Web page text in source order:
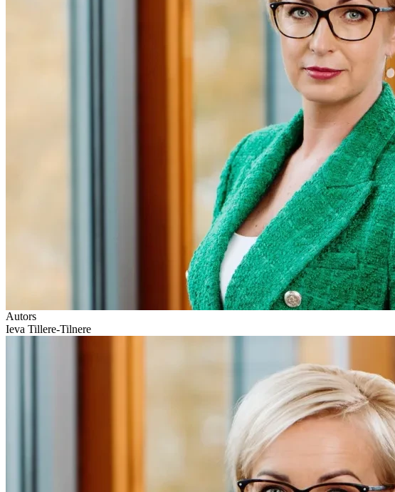
Autors
Ieva Tillere-Tilnere